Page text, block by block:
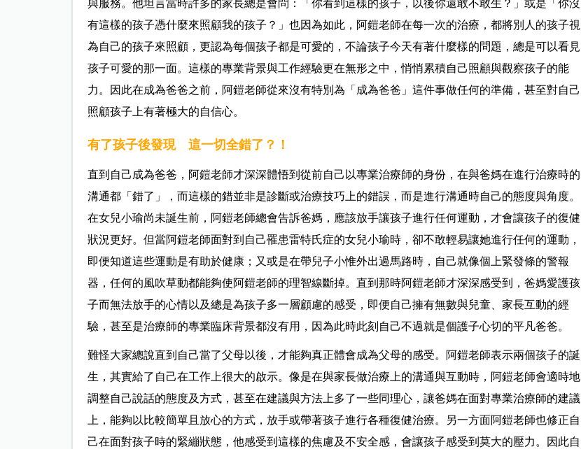
與服務。他坦言當時許多的家長總是會問：「你看到這樣的孩子，以後你還敢不敢生？」或是「你沒
有這樣的孩子憑什麼來照顧我的孩子？」也因為如此，阿鎧老師在每一次的治療，都將別人的孩子視
為自己的孩子來照顧，更認為每個孩子都是可愛的，不論孩子今天有著什麼樣的問題，總是可以看見
孩子可愛的那一面。這樣的專業背景與工作經驗更在無形之中，悄悄累積自己照顧與觀察孩子的能
力。因此在成為爸爸之前，阿鎧老師從來沒有特別為「成為爸爸」這件事做任何的準備，甚至對自己
照顧孩子上有著極大的自信心。
有了孩子後發現 這一切全錯了？！
直到自己成為爸爸，阿鎧老師才深深體悟到從前自己以專業治療師的身份，在與爸媽在進行治療時的
溝通都「錯了」，而這樣的錯並非是診斷或治療技巧上的錯誤，而是進行溝通時自己的態度與角度。
在女兒小瑜尚未誕生前，阿鎧老師總會告訴爸媽，應該放手讓孩子進行任何運動，才會讓孩子的復健
狀況更好。但當阿鎧老師面對到自己罹患雷特氏症的女兒小瑜時，卻不敢輕易讓她進行任何的運動，
即便知道這些運動是有助於健康；又或是在帶兒子小惟外出過馬路時，自己就像個上緊發條的警報
器，任何的風吹草動都能夠使阿鎧老師的理智線斷掉。直到那時阿鎧老師才深深感受到，爸媽愛護孩
子而無法放手的心情以及總是為孩子多一層顧慮的感受，即便自己擁有無數與兒童、家長互動的經
驗，甚至是治療師的專業臨床背景都沒有用，因為此時此刻自己不過就是個護子心切的平凡爸爸。
難怪大家總說直到自己當了父母以後，才能夠真正體會成為父母的感受。阿鎧老師表示兩個孩子的誕
生，其實給了自己在工作上很大的啟示。像是在與家長做治療上的溝通與互動時，阿鎧老師會適時地
調整自己說話的態度及方式，甚至在建議與方法上多了一些同理心，讓爸媽在面對專業治療師的建議
上，能夠以比較簡單且放心的方式，放手或帶著孩子進行各種復健治療。另一方面阿鎧老師也修正自
己在面對孩子時的緊繃狀態，他感受到這樣的焦慮及不安全感，會讓孩子感受到莫大的壓力。因此自